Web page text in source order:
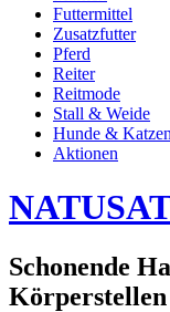
Futtermittel
Zusatzfutter
Pferd
Reiter
Reitmode
Stall & Weide
Hunde & Katzen
Aktionen
NATUSAT
Schonende
Körperstellen